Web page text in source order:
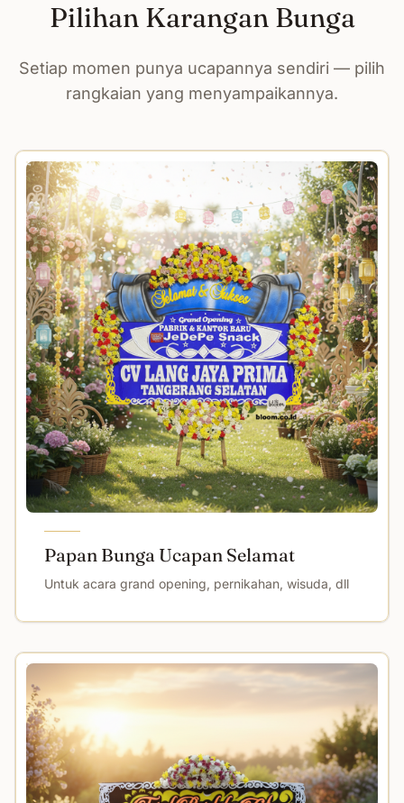
Pilihan Karangan Bunga
Setiap momen punya ucapannya sendiri — pilih
rangkaian yang menyampaikannya.
Papan Bunga Ucapan Selamat
Untuk acara grand opening, pernikahan, wisuda, dll